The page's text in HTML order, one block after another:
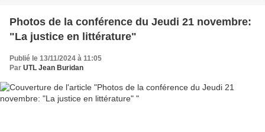
Photos de la conférence du Jeudi 21 novembre:
"La justice en littérature"
Publié le 13/11/2024 à 11:05
Par UTL Jean Buridan